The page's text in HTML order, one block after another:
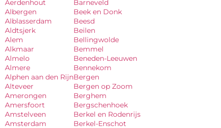
Aerdenhout
Albergen
Alblasserdam
Aldtsjerk
Alem
Alkmaar
Almelo
Almere
Alphen aan den Rijn
Alteveer
Amerongen
Amersfoort
Amstelveen
Amsterdam
Barneveld
Beek en Donk
Beesd
Beilen
Bellingwolde
Bemmel
Beneden-Leeuwen
Bennekom
Bergen
Bergen op Zoom
Berghem
Bergschenhoek
Berkel en Rodenrijs
Berkel-Enschot